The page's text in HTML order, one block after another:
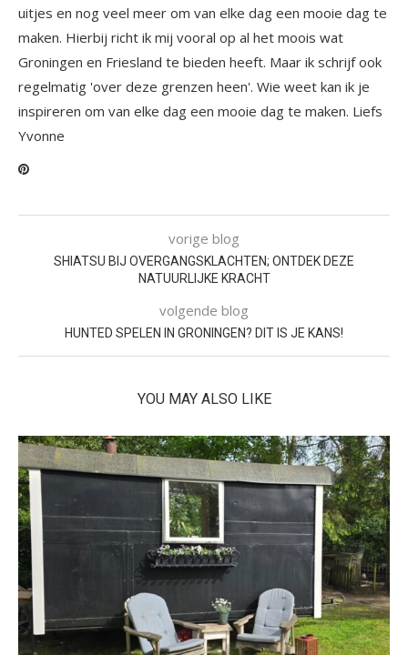
uitjes en nog veel meer om van elke dag een mooie dag te
maken. Hierbij richt ik mij vooral op al het moois wat
Groningen en Friesland te bieden heeft. Maar ik schrijf ook
regelmatig 'over deze grenzen heen'. Wie weet kan ik je
inspireren om van elke dag een mooie dag te maken. Liefs
Yvonne
vorige blog
SHIATSU BIJ OVERGANGSKLACHTEN; ONTDEK DEZE
NATUURLIJKE KRACHT
volgende blog
HUNTED SPELEN IN GRONINGEN? DIT IS JE KANS!
YOU MAY ALSO LIKE